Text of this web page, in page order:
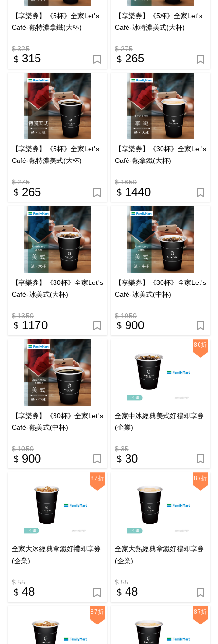
【享樂券】《5杯》全家Let's
Café-熱特濃拿鐵(大杯)
$ 325
315
【享樂券】《5杯》全家Let's
Café-冰特濃美式(大杯)
$ 275
265
【享樂券】《5杯》全家Let's
Café-熱特濃美式(大杯)
$ 275
265
【享樂券】《30杯》全家Let's
Café-熱拿鐵(大杯)
$ 1650
1440
【享樂券】《30杯》全家Let's
Café-冰美式(大杯)
$ 1350
1170
【享樂券】《30杯》全家Let's
Café-冰美式(中杯)
$ 1050
900
【享樂券】《30杯》全家Let's
Café-熱美式(中杯)
$ 1050
900
86折
全家中冰經典美式好禮即享券
(企業)
$ 35
30
87折
全家大冰經典拿鐵好禮即享券
(企業)
$ 55
48
87折
全家大熱經典拿鐵好禮即享券
(企業)
$ 55
48
87折 87折